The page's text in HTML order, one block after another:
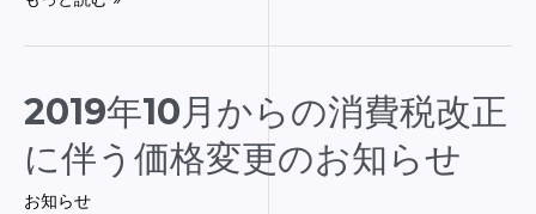
に
い
名
の
仕
様
2019年10月からの消費税改正
に伴う価格変更のお知らせ
お知らせ
2019
年
10
月